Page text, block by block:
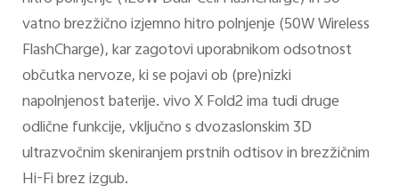
vatno brezžično izjemno hitro polnjenje (50W Wireless
FlashCharge), kar zagotovi uporabnikom odsotnost
občutka nervoze, ki se pojavi ob (pre)nizki
napolnjenost baterije. vivo X Fold2 ima tudi druge
odlične funkcije, vključno s dvozaslonskim 3D
ultrazvočnim skeniranjem prstnih odtisov in brezžičnim
Hi-Fi brez izgub.